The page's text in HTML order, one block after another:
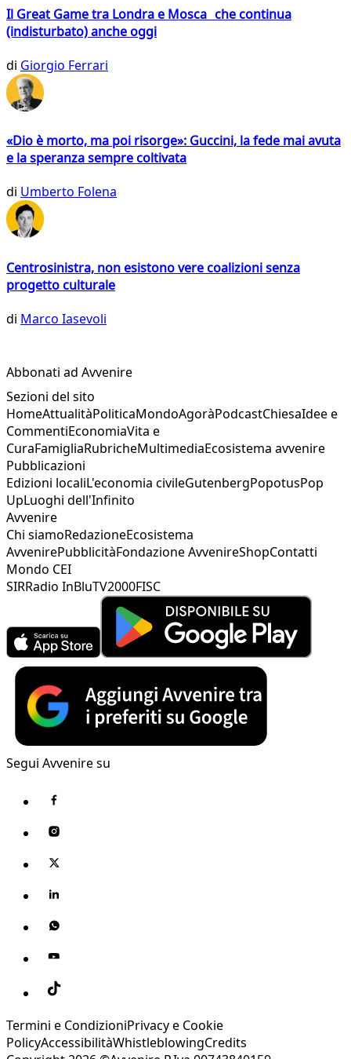
Il Great Game tra Londra e Mosca che continua
(indisturbato) anche oggi
di Giorgio Ferrari
«Dio è morto, ma poi risorge»: Guccini, la fede mai avuta
e la speranza sempre coltivata
di Umberto Folena
Centrosinistra, non esistono vere coalizioni senza
progetto culturale
di Marco Iasevoli
Abbonati ad Avvenire
Sezioni del sito
HomeAttualitàPoliticaMondoAgoràPodcastChiesaIdee e
CommentiEconomiaVita e
CuraFamigliaRubricheMultimediaEcosistema avvenire
Pubblicazioni
Edizioni localiL'economia civileGutenbergPopotusPop
UpLuoghi dell'Infinito
Avvenire
Chi siamoRedazioneEcosistema
AvvenirePubblicitàFondazione AvvenireShopContatti
Mondo CEI
SIRRadio InBluTV2000FISC
Segui Avvenire su
Termini e CondizioniPrivacy e Cookie
PolicyAccessibilitàWhistleblowingCredits